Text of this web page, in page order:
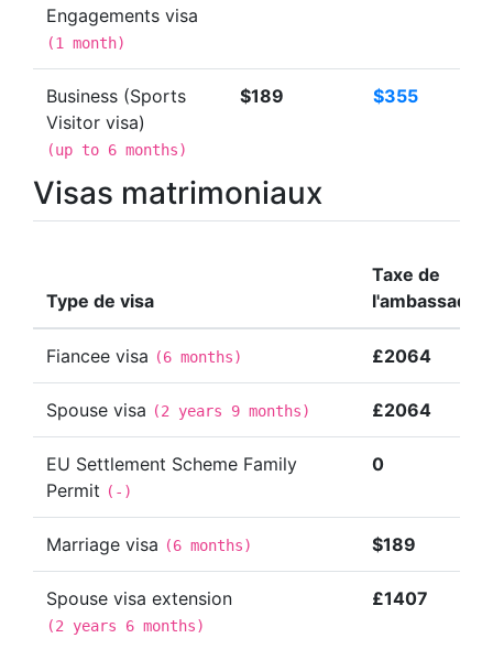
Engagements visa
(1 month)
Business (Sports
Visitor visa)
(up to 6 months)
$189 $355
Visas matrimoniaux
Type de visa
Taxe de
l'ambassade
Fiancee visa (6 months) £2064
Spouse visa (2 years 9 months) £2064
EU Settlement Scheme Family
Permit ( - )
0
Marriage visa (6 months) $189
Spouse visa extension
(2 years 6 months)
£1407